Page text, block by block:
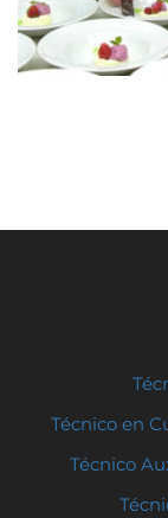
Técnico en
Técnico